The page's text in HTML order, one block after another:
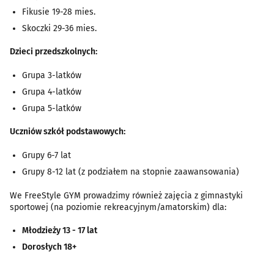
Fikusie 19-28 mies.
Skoczki 29-36 mies.
Dzieci przedszkolnych:
Grupa 3-latków
Grupa 4-latków
Grupa 5-latków
Uczniów szkół podstawowych:
Grupy 6-7 lat
Grupy 8-12 lat (z podziałem na stopnie zaawansowania)
We FreeStyle GYM prowadzimy również zajęcia z gimnastyki
sportowej (na poziomie rekreacyjnym/amatorskim) dla:
Młodzieży 13 - 17 lat
Dorosłych 18+